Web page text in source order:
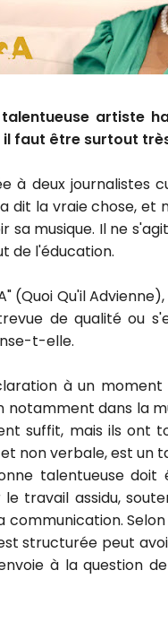
artiste
faut être surtout
à deux journalistes
dit la vraie chose, et
sa musique. Il ne
de l'éducation.
(Quoi Qu'il
de qualité ou
t-elle.
à un
notamment dans la
suffit, mais ils ont
non verbale, est un
talentueuse
travail assidu,
structurée peut
à la question